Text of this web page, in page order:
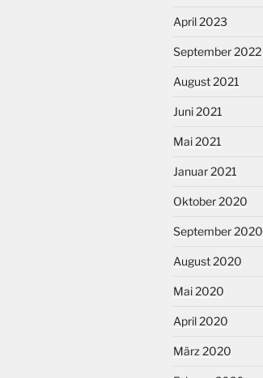
April 2023
September 2022
August 2021
Juni 2021
Mai 2021
Januar 2021
Oktober 2020
September 2020
August 2020
Mai 2020
April 2020
März 2020